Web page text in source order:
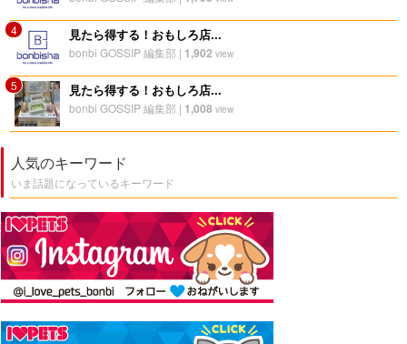
4 見たら得する！おもしろ店...
bonbi GOSSIP 編集部 | 1,902 view
5 見たら得する！おもしろ店...
bonbi GOSSIP 編集部 | 1,008 view
人気のキーワード
いま話題になっているキーワード